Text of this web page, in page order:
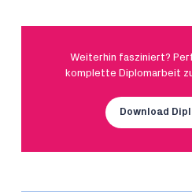
Weiterhin fasziniert?
komplette Diplomarbeit
Download